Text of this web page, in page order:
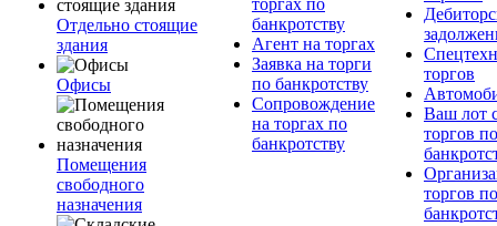
Отдельно стоящие
здания
Офисы
Помещения
свободного
назначения
торгах по
банкротству
Агент на торгах
Заявка на торги
по банкротству
Сопровождение
на торгах по
банкротству
торгов
Ваш лот
торгов по
торгов по